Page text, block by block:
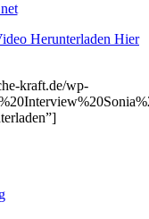
Herunterladen Hier
kraft.de/wp-